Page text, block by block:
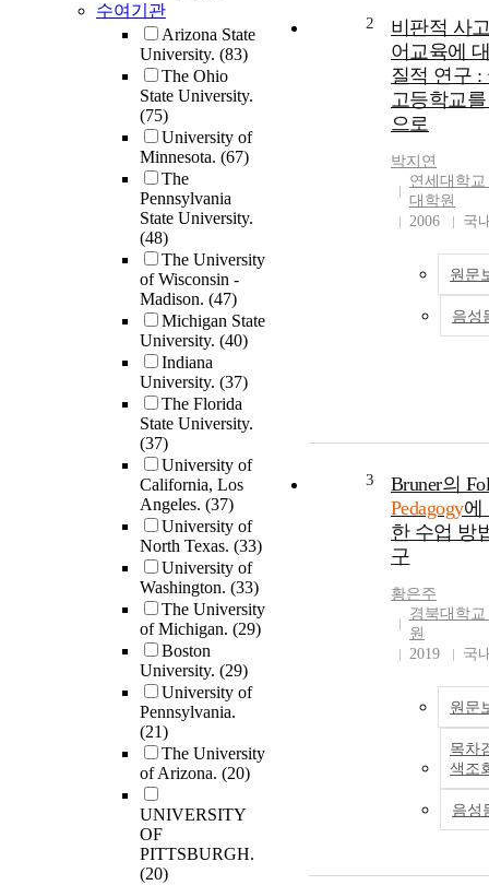
수여기관
Arizona State
University. (83)
The Ohio
State University.
(75)
University of
Minnesota. (67)
The
Pennsylvania
State University.
(48)
The University
of Wisconsin -
Madison. (47)
Michigan State
University. (40)
Indiana
University. (37)
The Florida
State University.
(37)
University of
California, Los
Angeles. (37)
University of
North Texas. (33)
University of
Washington. (33)
The University
of Michigan. (29)
Boston
University. (29)
University of
Pennsylvania.
(21)
The University
of Arizona. (20)
UNIVERSITY
OF
PITTSBURGH.
(20)
youth. I
multi-site,
case study to
the perspectives
decision
social studies
Latino/a
students. I
how social
and Global
were teaching
urban
newcomer
youth? As
their culturally
linguistically
pedagogy,
this study
constant
opportunity for
academically,
encouraged
engagement by
linguistic, and
knowledge and
2
비판적 사
어교육에
질적 연구 :
고등학교
으로
박지연
연세대학
대학원
2006
국
원문
음성
3
Bruner의
Pedagogy에
한 수업 방
구
황은주
경북대학
원
2019
국
원문
목차
색조
음성